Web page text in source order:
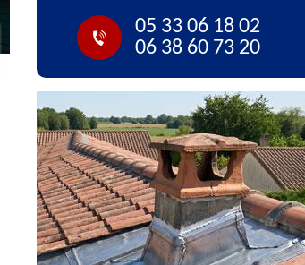
05 33 06 18 02
06 38 60 73 20